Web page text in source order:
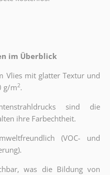
im Überblick
Vlies mit glatter Textur und
g/m2.
sind die
ihre Farbechtheit.
(VOC- und
was die Bildung von